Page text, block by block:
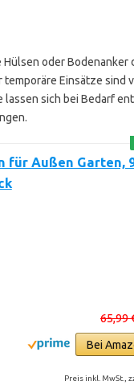
oder Bodenanker
Einsätze sind
sich bei Bedarf
für Außen Garten,
65,99
Bei
Preis inkl. MwSt.,